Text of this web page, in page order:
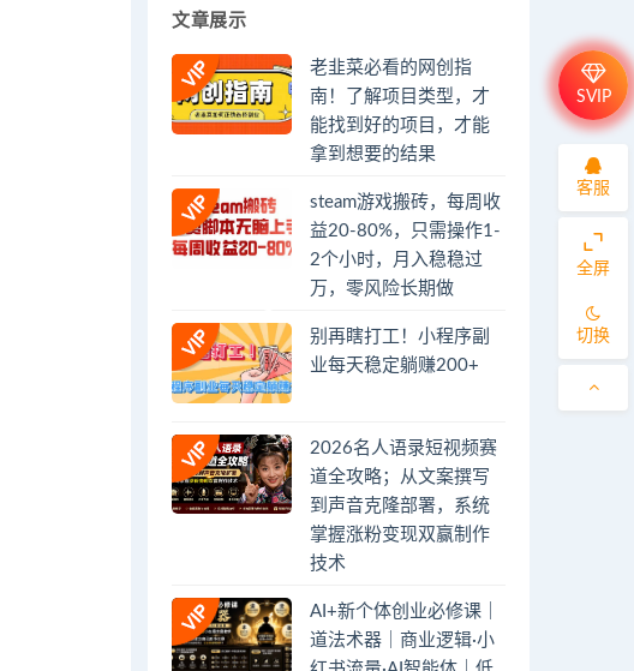
文章展示
老韭菜必看的网创指
南！了解项目类型，才
能找到好的项目，才能
拿到想要的结果
steam游戏搬砖，每周收
益20-80%，只需操作1-
2个小时，月入稳稳过
万，零风险长期做
别再瞎打工！小程序副
业每天稳定躺赚200+
2026名人语录短视频赛
道全攻略；从文案撰写
到声音克隆部署，系统
掌握涨粉变现双赢制作
技术
AI+新个体创业必修课｜
道法术器｜商业逻辑·小
SVIP
客服
全屏
切换